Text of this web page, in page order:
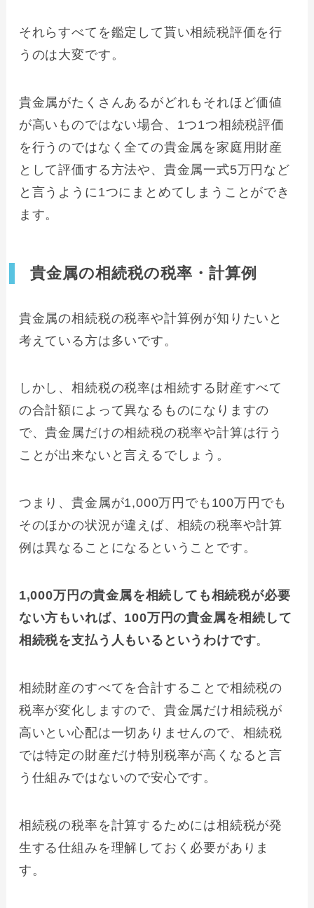
それらすべてを鑑定して貰い相続税評価を行
うのは大変です。
貴金属がたくさんあるがどれもそれほど価値
が高いものではない場合、1つ1つ相続税評価
を行うのではなく全ての貴金属を家庭用財産
として評価する方法や、貴金属一式5万円など
と言うように1つにまとめてしまうことができ
ます。
貴金属の相続税の税率・計算例
貴金属の相続税の税率や計算例が知りたいと
考えている方は多いです。
しかし、相続税の税率は相続する財産すべて
の合計額によって異なるものになりますの
で、貴金属だけの相続税の税率や計算は行う
ことが出来ないと言えるでしょう。
つまり、貴金属が1,000万円でも100万円でも
そのほかの状況が違えば、相続の税率や計算
例は異なることになるということです。
1,000万円の貴金属を相続しても相続税が必要
ない方もいれば、100万円の貴金属を相続して
相続税を支払う人もいるというわけです。
相続財産のすべてを合計することで相続税の
税率が変化しますので、貴金属だけ相続税が
高いとい心配は一切ありませんので、相続税
では特定の財産だけ特別税率が高くなると言
う仕組みではないので安心です。
相続税の税率を計算するためには相続税が発
生する仕組みを理解しておく必要がありま
す。